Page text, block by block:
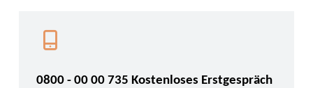
0800 - 00 00 735 Kostenloses Erstgespräch